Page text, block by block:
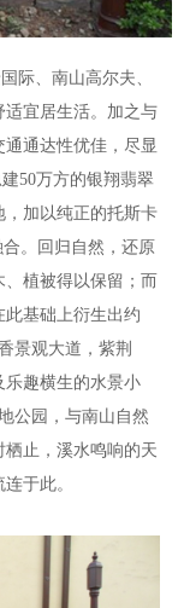
、南山高尔夫、
宜居生活。加之与
通达性优佳，尽显
50万方的银翔翡翠
加以纯正的托斯卡
。回归自然，还原
植被得以保留；而
此基础上衍生出约
景观大道，紫荆
乐趣横生的水景小
公园，与南山自然
止，溪水鸣响的天
于此。